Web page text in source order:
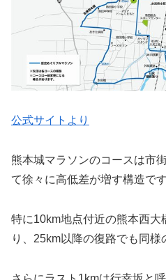
公式サイトより
熊本城マラソンのコースは市
て徐々に高低差が増す構造です
特に10km地点付近の熊本西大
り、25km以降の復路でも同様